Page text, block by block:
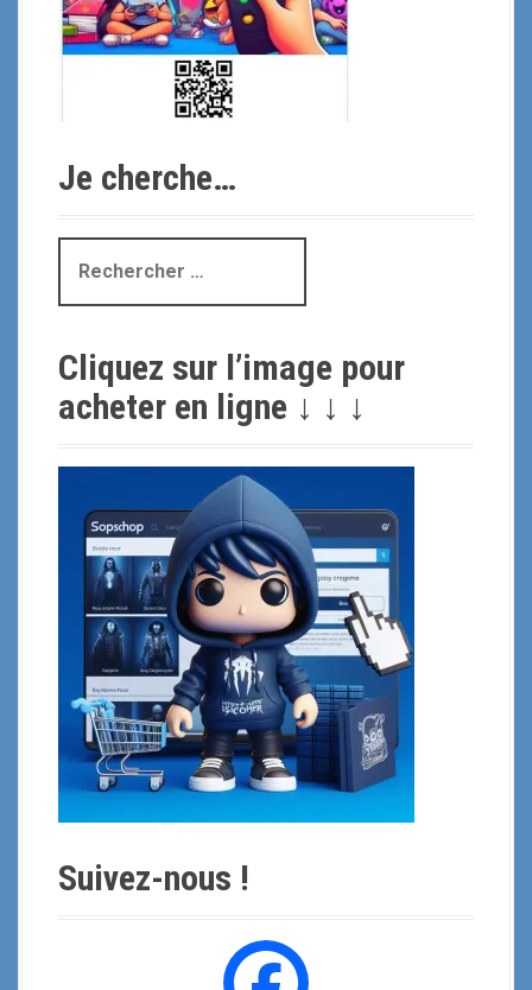
Je cherche…
c
e
c
Cliquez sur l’image pour
acheter en ligne ↓ ↓ ↓
Suivez-nous !